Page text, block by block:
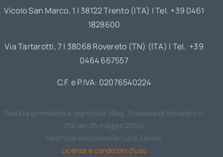
Vicolo San Marco, 1 | 38122 Trento (ITA) | Tel. +39 0461
1828600
Via Tartarotti, 7 | 38068 Rovereto (TN) (ITA) | Tel. +39
0464 667557
C.F. e P.IVA: 02076540224
Testata giornalistica registrata (Reg. Tribunale di Rovereto n.
256 del 26 maggio 2004)
Direttore responsabile Luca Zanoni
Licenza e condizioni d’uso